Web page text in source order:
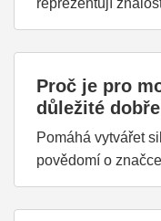
reprezentují
Proč je pro
důležité
Pomáhá vytvářet
povědomí o